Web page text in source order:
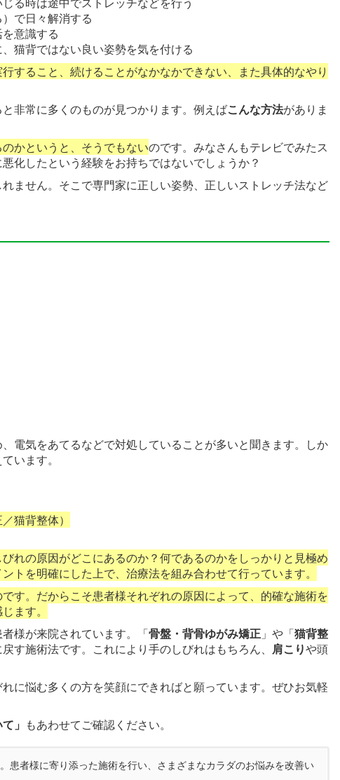
で日々解消する
意識する
猫背ではない良い姿勢を気を付ける
すること、続けることがなかなかできない、また具体的なやり
非常に多くのものが見つかります。例えばこんな方法がありま
かというと、そうでもないのです。みなさんもテレビでみたス
化したという経験をお持ちではないでしょうか？
ません。そこで専門家に正しい姿勢、正しいストレッチ法など
電気をあてるなどで対処していることが多いと聞きます。しか
います。
猫背整体）
びれの原因がどこにあるのか？何であるのかをしっかりと見極め
トを明確にした上で、治療法を組み合わせて行っています。
す。だからこそ患者様それぞれの原因によって、的確な施術を
ます。
様が来院されています。「骨盤・背骨ゆがみ矯正 」や「猫背整
す施術法です。これにより手のしびれはもちろん、 肩こりや頭
に悩む多くの方を笑顔にできればと願っています。ぜひお気軽
」 もあわせてご確認ください。
患者様に寄り添った施術を行い、さまざまなカラダのお悩みを改善い